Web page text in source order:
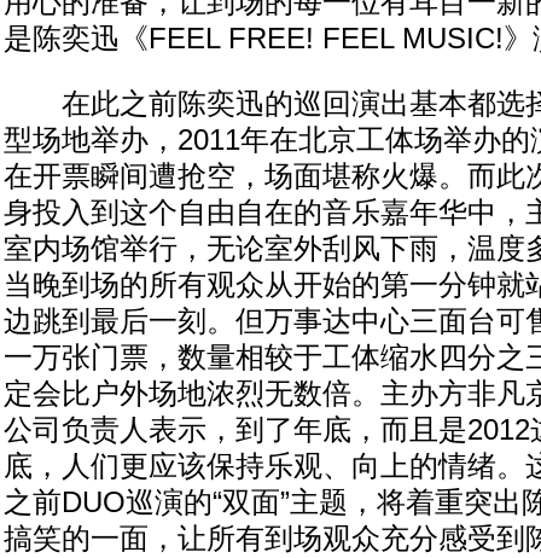
是陈奕迅《FEEL FREE! FEEL MUSIC!》
在此之前陈奕迅的巡回演出基本都选
型场地举办，2011年在北京工体场举办
在开票瞬间遭抢空，场面堪称火爆。而此
身投入到这个自由自在的音乐嘉年华中，
室内场馆举行，无论室外刮风下雨，温度
当晚到场的所有观众从开始的第一分钟就
边跳到最后一刻。但万事达中心三面台可
一万张门票，数量相较于工体缩水四分之
定会比户外场地浓烈无数倍。主办方非凡
公司负责人表示，到了年底，而且是
底，人们更应该保持乐观、向上的情绪。
之前DUO巡演的“双面”主题，将着重突出
搞笑的一面，让所有到场观众充分感受到